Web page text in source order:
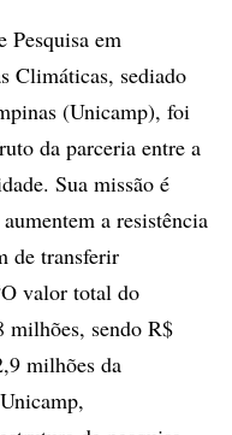
Pesquisa em
Climáticas, sediado
(Unicamp), foi
da parceria entre a
Sua missão é
a resistência
de transferir
valor total do
milhões, sendo R$
milhões da